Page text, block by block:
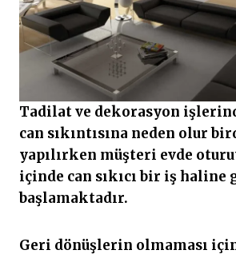
Tadilat ve dekorasyon
can sıkıntısına neden olur
yapılırken müşteri evde
içinde can sıkıcı bir iş haline
başlamaktadır.
Geri dönüşlerin olmaması